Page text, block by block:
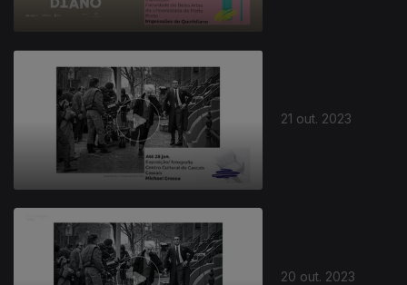
21 out. 2023
20 out. 2023